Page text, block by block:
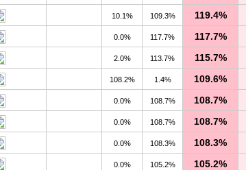
10.1% 109.3% 119.4%
0.0% 117.7% 117.7%
2.0% 113.7% 115.7%
108.2% 1.4% 109.6%
0.0% 108.7% 108.7%
0.0% 108.7% 108.7%
0.0% 108.3% 108.3%
0.0% 105.2% 105.2%